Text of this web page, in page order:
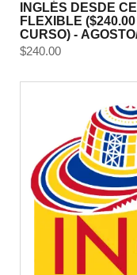
INGLÉS DESDE
FLEXIBLE
CURSO) -
$240.00